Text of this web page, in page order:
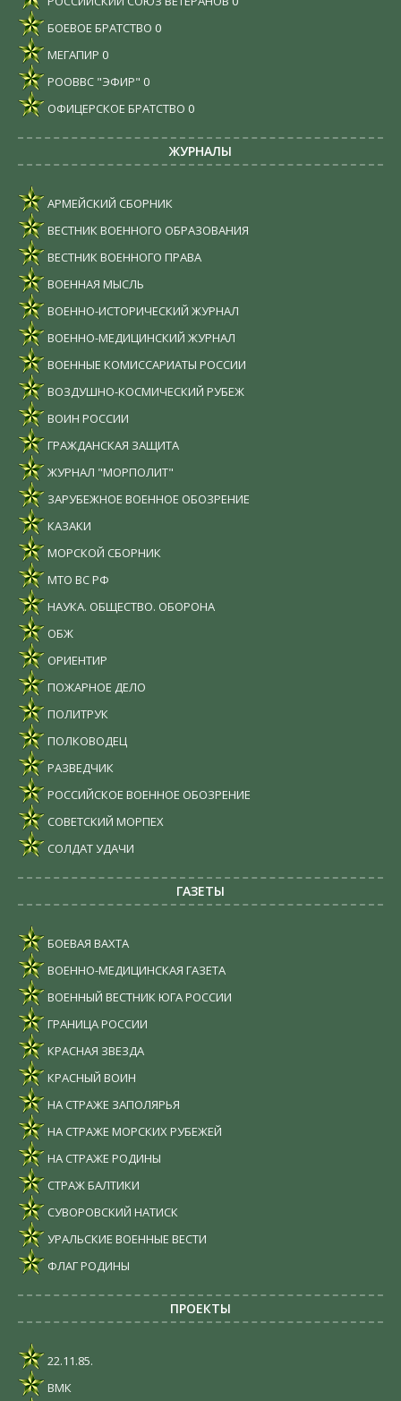
БОЕВОЕ БРАТСТВО 0
МЕГАПИР 0
РООВВС "ЭФИР" 0
ОФИЦЕРСКОЕ БРАТСТВО 0
ЖУРНАЛЫ
АРМЕЙСКИЙ СБОРНИК
ВЕСТНИК ВОЕННОГО ОБРАЗОВАНИЯ
ВЕСТНИК ВОЕННОГО ПРАВА
ВОЕННАЯ МЫСЛЬ
ВОЕННО-ИСТОРИЧЕСКИЙ ЖУРНАЛ
ВОЕННО-МЕДИЦИНСКИЙ ЖУРНАЛ
ВОЕННЫЕ КОМИССАРИАТЫ РОССИИ
ВОЗДУШНО-КОСМИЧЕСКИЙ РУБЕЖ
ВОИН РОССИИ
ГРАЖДАНСКАЯ ЗАЩИТА
ЖУРНАЛ "МОРПОЛИТ"
ЗАРУБЕЖНОЕ ВОЕННОЕ ОБОЗРЕНИЕ
КАЗАКИ
МОРСКОЙ СБОРНИК
МТО ВС РФ
НАУКА. ОБЩЕСТВО. ОБОРОНА
ОБЖ
ОРИЕНТИР
ПОЖАРНОЕ ДЕЛО
ПОЛИТРУК
ПОЛКОВОДЕЦ
РАЗВЕДЧИК
РОССИЙСКОЕ ВОЕННОЕ ОБОЗРЕНИЕ
СОВЕТСКИЙ МОРПЕХ
СОЛДАТ УДАЧИ
ГАЗЕТЫ
БОЕВАЯ ВАХТА
ВОЕННО-МЕДИЦИНСКАЯ ГАЗЕТА
ВОЕННЫЙ ВЕСТНИК ЮГА РОССИИ
ГРАНИЦА РОССИИ
КРАСНАЯ ЗВЕЗДА
КРАСНЫЙ ВОИН
НА СТРАЖЕ ЗАПОЛЯРЬЯ
НА СТРАЖЕ МОРСКИХ РУБЕЖЕЙ
НА СТРАЖЕ РОДИНЫ
СТРАЖ БАЛТИКИ
СУВОРОВСКИЙ НАТИСК
УРАЛЬСКИЕ ВОЕННЫЕ ВЕСТИ
ФЛАГ РОДИНЫ
ПРОЕКТЫ
22.11.85.
ВМК